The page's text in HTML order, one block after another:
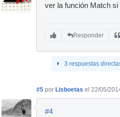
ver la función Match
Responder
3 respuestas
#5 por Lisboetas el 22/05/
#4